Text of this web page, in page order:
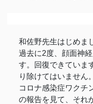
和佐野先生はじめま
過去に2度、顔面神
す。回復できていま
り除けてはいません。
コロナ感染症ワクチ
の報告を見て、それ